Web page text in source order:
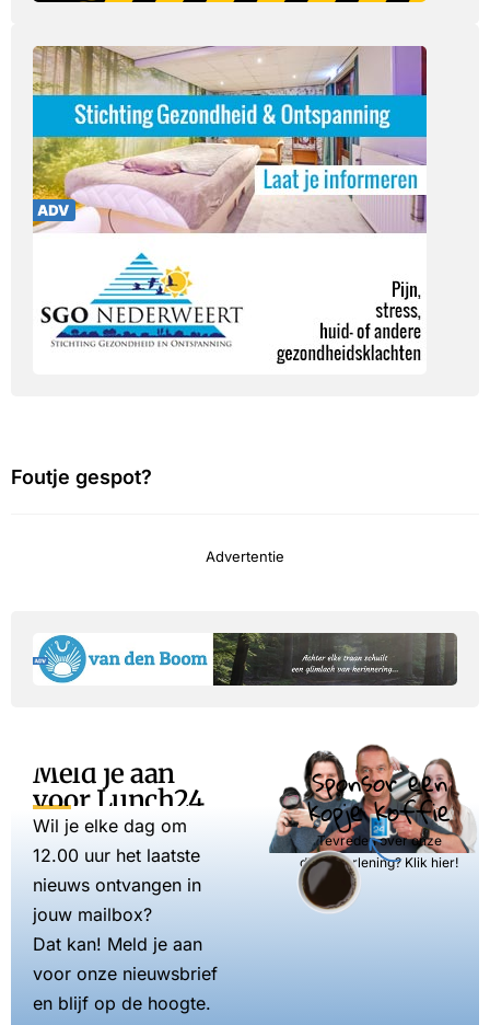
Foutje gespot?
Advertentie
Meld je aan
voor Lunch24
Wil je elke dag om
12.00 uur het laatste
nieuws ontvangen in
jouw mailbox?
Dat kan! Meld je aan
voor onze nieuwsbrief
en blijf op de hoogte.
Sponsor een
kopje koffie
Tevreden over onze
dienstverlening? Klik hier!